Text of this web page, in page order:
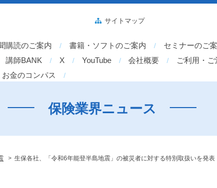
購読のご案内 書籍・ソフトのご案内 セミナーのご
講師BANK X YouTube 会社概要 ご利用・
お金のコンパス
サイトマップ
保険業界ニュース
> 生保各社、「令和6年能登半島地震」の被災者に対する特別取扱いを発表